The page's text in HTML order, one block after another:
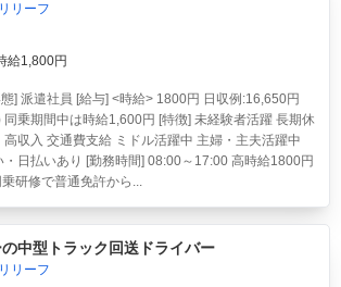
リーフ
給1,800円
態] 派遣社員 [給与] <時給> 1800円 日収例:16,650円
乗期間中は時給1,600円 [特徴] 未経験者活躍 長期休
収入 交通費支給 ミドル活躍中 主婦・主夫活躍中
日払いあり [勤務時間] 08:00～17:00 高時給1800円
研修で普通免許から...
の中型トラック回送ドライバー
リーフ